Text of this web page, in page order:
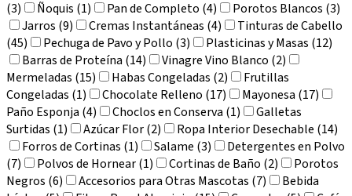
(3)
Ñoquis (1) Pan de Completo (4)
Porotos Blancos (3)
Jarros (9)
Cremas Instantáneas (4)
Tinturas de Cabello
(45)
Pechuga de Pavo y Pollo (3)
Plasticinas y Masas (12)
Barras de Proteína (14)
Vinagre Vino Blanco (2)
Mermeladas (15)
Habas Congeladas (2)
Frutillas
Congeladas (1)
Chocolate Relleno (17)
Mayonesa (17)
Paño Esponja (4)
Choclos en Conserva (1)
Galletas
Surtidas (1)
Azúcar Flor (2)
Ropa Interior Desechable (14)
Forros de Cortinas (1)
Salame (3)
Detergentes en Polvo
(7)
Polvos de Hornear (1) Cortinas de Baño (2)
Porotos
Negros (6)
Accesorios para Otras Mascotas (7)
Bebida